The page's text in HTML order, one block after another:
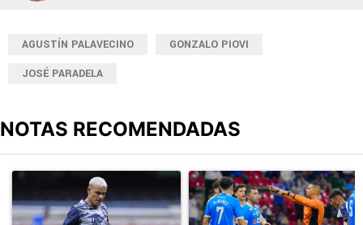
AGUSTÍN PALAVECINO
GONZALO PIOVI
JOSÉ PARADELA
NOTAS RECOMENDADAS
Un artículo de tendencia con el título "Revelan un detalle clave
Un artículo de tendencia con el